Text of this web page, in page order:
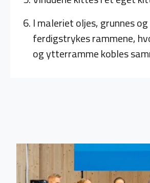
I maleriet oljes, grunnes og
ferdigstrykes rammene,
og ytterramme kobles